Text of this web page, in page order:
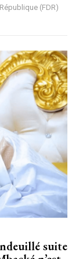
(FDR)
suite